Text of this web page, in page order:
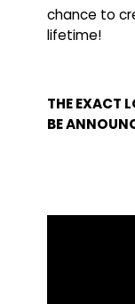
chance to
lifetime!
THE EXACT
BE